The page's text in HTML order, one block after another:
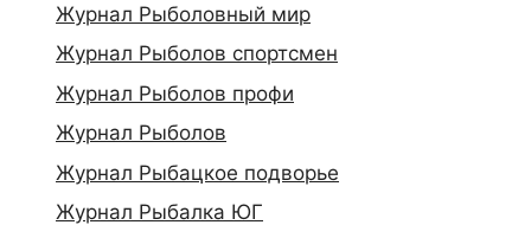
Журнал Рыболовный мир
Журнал Рыболов спортсмен
Журнал Рыболов профи
Журнал Рыболов
Журнал Рыбацкое подворье
Журнал Рыбалка ЮГ